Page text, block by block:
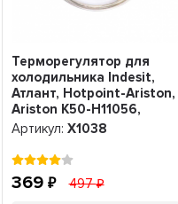
Терморегулятор для
холодильника Indesit,
Атлант, Hotpoint-Ariston,
Ariston K50-H11056,
Х1038
Артикул: Х1038
369 497